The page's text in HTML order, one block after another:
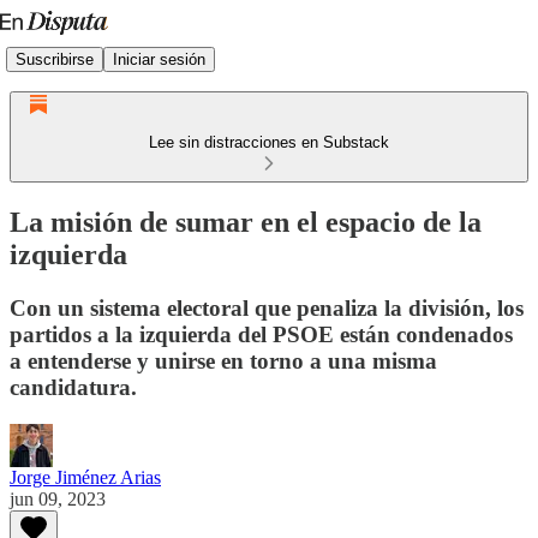
Suscribirse Iniciar sesión
Lee sin distracciones en Substack
La misión de sumar en el espacio de la
izquierda
Con un sistema electoral que penaliza la división, los
partidos a la izquierda del PSOE están condenados
a entenderse y unirse en torno a una misma
candidatura.
Jorge Jiménez Arias
jun 09, 2023